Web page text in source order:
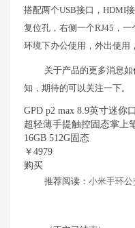
搭配两个USB接口，HDMI
复位孔，右侧一个RJ45，
环境下办公使用，外出使用
关于产品的更多消息
知，期待的可以关注一下。
GPD p2 max 8.9英寸迷你
超轻薄手提触控固态掌上
16GB 512G固态
￥4979
购买
推荐阅读： 小米手环公